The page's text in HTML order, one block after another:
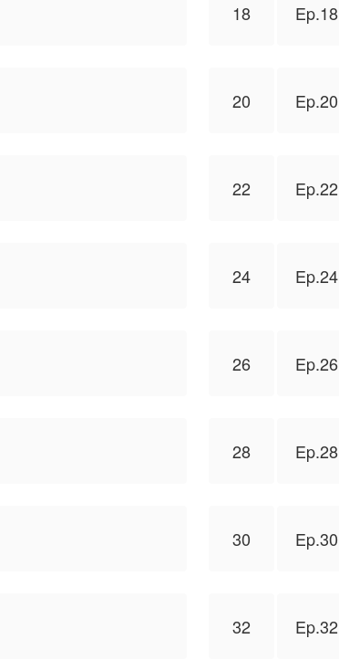
18 Ep.18
20 Ep.20
22 Ep.22
24 Ep.24
26 Ep.26
28 Ep.28
30 Ep.30
32 Ep.32